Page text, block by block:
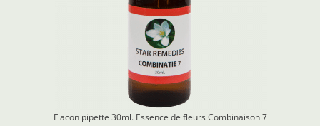
Flacon pipette 30ml. Essence de fleurs Combinaison 7